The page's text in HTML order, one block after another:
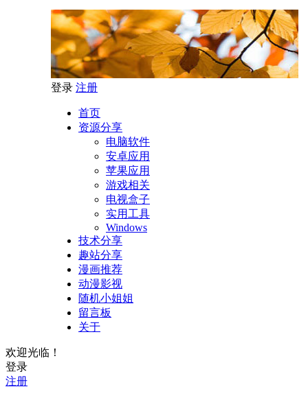
登录 注册
首页
资源分享
电脑软件
安卓应用
苹果应用
游戏相关
电视盒子
实用工具
Windows
技术分享
趣站分享
漫画推荐
动漫影视
随机小姐姐
留言板
关于
欢迎光临！
登录
注册